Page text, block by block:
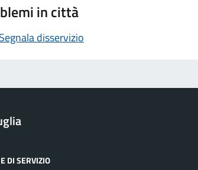
in città
disservizio
DI SERVIZIO